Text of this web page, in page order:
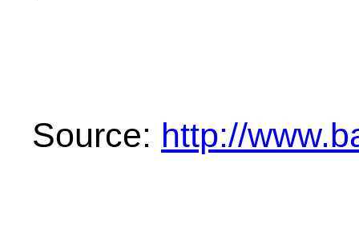
Source: http://